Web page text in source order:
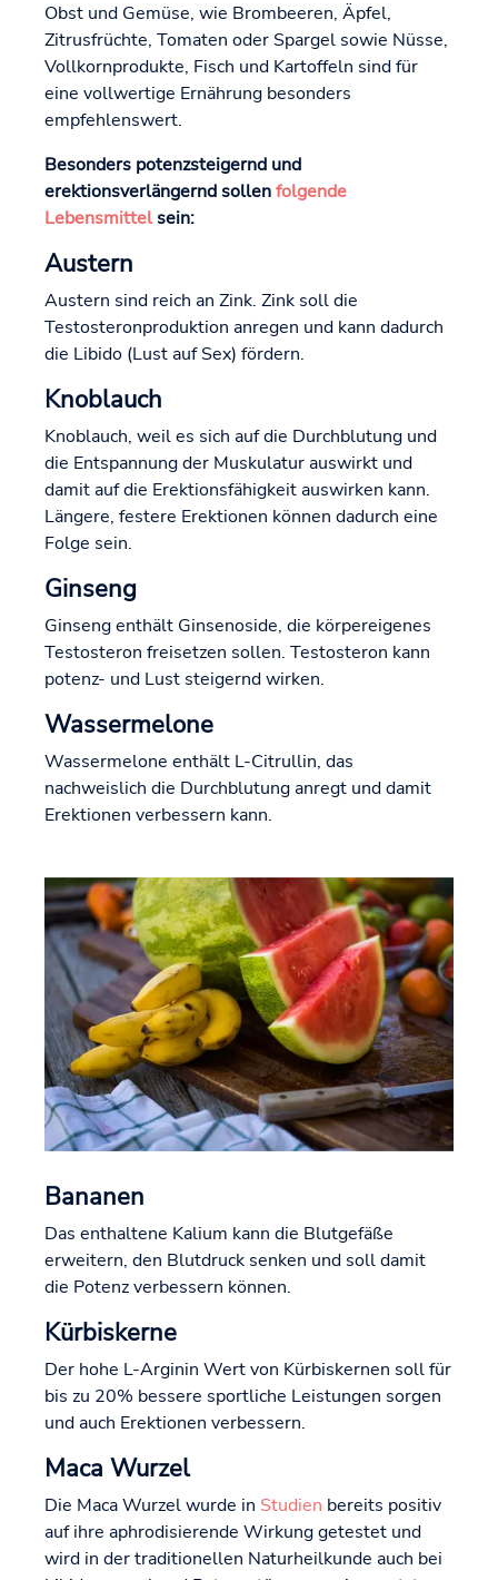
Obst und Gemüse, wie Brombeeren, Äpfel,
Zitrusfrüchte, Tomaten oder Spargel sowie Nüsse,
Vollkornprodukte, Fisch und Kartoffeln sind für
eine vollwertige Ernährung besonders
empfehlenswert.
Besonders potenzsteigernd und
erektionsverlängernd sollenfolgende
Lebensmittelsein:
Austern
Austern sind reich an Zink. Zink soll die
Testosteronproduktion anregen und kann dadurch
die Libido (Lust auf Sex) fördern.
Knoblauch
Knoblauch, weil es sich auf die Durchblutung und
die Entspannung der Muskulatur auswirkt und
damit auf die Erektionsfähigkeit auswirken kann.
Längere, festere Erektionen können dadurch eine
Folge sein.
Ginseng
Ginseng enthält Ginsenoside, die körpereigenes
Testosteron freisetzen sollen. Testosteron kann
potenz- und Lust steigernd wirken.
Wassermelone
Wassermelone enthält L-Citrullin, das
nachweislich die Durchblutung anregt und damit
Erektionen verbessern kann.
Bananen
Das enthaltene Kalium kann die Blutgefäße
erweitern, den Blutdruck senken und soll damit
die Potenz verbessern können.
Kürbiskerne
Der hohe L-Arginin Wert von Kürbiskernen soll für
bis zu 20% bessere sportliche Leistungen sorgen
und auch Erektionen verbessern.
Maca Wurzel
Die Maca Wurzel wurde in Studien bereits positiv
auf ihre aphrodisierende Wirkung getestet und
wird in der traditionellen Naturheilkunde auch bei